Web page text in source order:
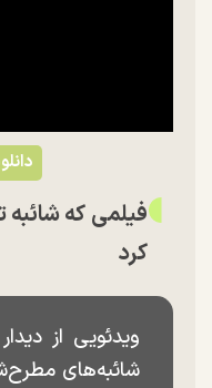
فیلمی که شائبه
کرد
ویدئویی از
شائبه‌های